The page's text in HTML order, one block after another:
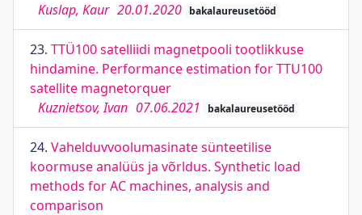
Kuslap, Kaur 20.01.2020 bakalaureusetööd
23. TTÜ100 satelliidi magnetpooli tootlikkuse
hindamine. Performance estimation for TTU100
satellite magnetorquer
Kuznietsov, Ivan 07.06.2021 bakalaureusetööd
24. Vahelduvvoolumasinate sünteetilise
koormuse analüüs ja võrldus. Synthetic load
methods for AC machines, analysis and
comparison